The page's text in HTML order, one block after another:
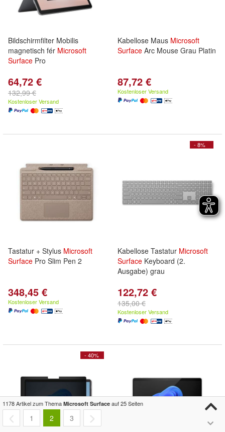
Bildschirmfilter Mobilis
magnetisch fér Microsoft
Surface Pro
64,72 €
132,99 €
Kostenloser Versand
Kabellose Maus Microsoft
Surface Arc Mouse Grau Platin
87,72 €
Kostenloser Versand
Tastatur + Stylus Microsoft
Surface Pro Slim Pen 2
348,45 €
Kostenloser Versand
- 8%
Kabellose Tastatur Microsoft
Surface Keyboard (2.
Ausgabe) grau
122,72 €
135,00 €
Kostenloser Versand
- 40%
1178 Artikel zum Thema Microsoft Surface auf 25 Seiten
1 2 3